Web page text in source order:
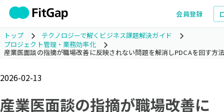
会員登録
トップ
テクノロジーで解くビジネス課題解決ガイド
プロジェクト管理・業務効率化
産業医面談の指摘が職場改善に反映されない問題を解消しPDCAを回す方
2026-02-13
産業医面談の指摘が職場改善に